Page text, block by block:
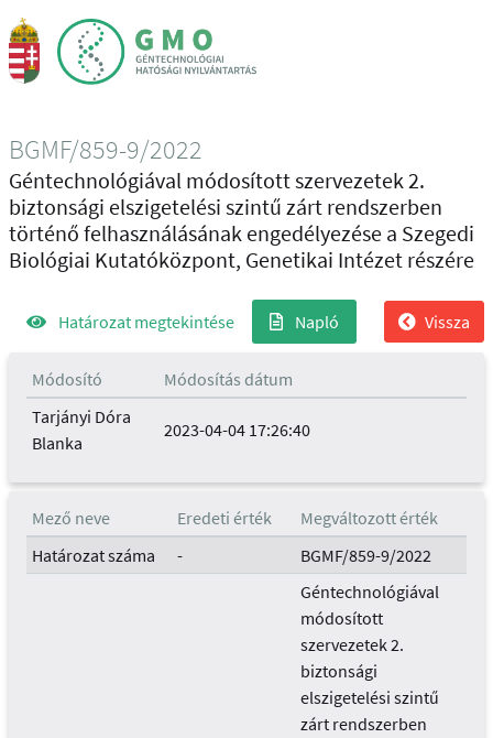
BGMF/859-9/2022
Géntechnológiával módosított szervezetek 2.
biztonsági elszigetelési szintű zárt rendszerben
történő felhasználásának engedélyezése a Szegedi
Biológiai Kutatóközpont, Genetikai Intézet részére
Határozat megtekintése Napló Vissza
Módosító
Módosítás dátum
Tarjányi Dóra
Blanka
2023-04-04 17:26:40
Mező neve Eredeti érték
Megváltozott érték
Határozat száma
- BGMF/859-9/2022
Géntechnológiával
módosított
szervezetek 2.
biztonsági
elszigetelési szintű
zárt rendszerben